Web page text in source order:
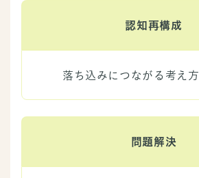
認知再構成
落ち込みにつながる考え
問題解決